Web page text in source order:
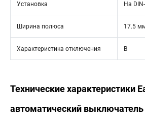
Установка На
Ширина полюса 17.5
Характеристика отключения B
Технические характеристики
автоматический